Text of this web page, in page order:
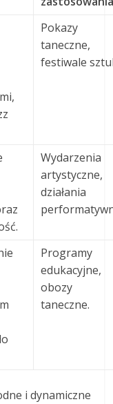
Pokazy
taneczne,
festiwale
Wydarzenia
artystyczne,
działania
Programy
edukacyjne,
obozy
taneczne.
i dynamiczne